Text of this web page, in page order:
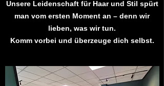
Unsere Leidenschaft für Haar und Stil spürt
man vom ersten Moment an – denn wir
lieben, was wir tun.
Komm vorbei und überzeuge dich selbst.